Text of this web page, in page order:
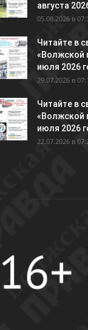
августа
05.08.2026 в
Читайте в
«Волжской
июля 2026
29.07.2026 в
Читайте в
«Волжской
июля 2026
22.07.2026 в